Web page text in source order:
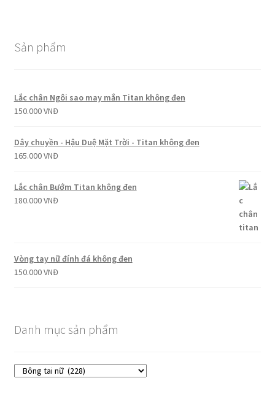
Sản phẩm
Lắc chân Ngôi sao may mắn Titan không đen
150.000VNĐ
Dây chuyền - Hậu Duệ Mặt Trời - Titan không đen
165.000VNĐ
Lắc chân Bướm Titan không đen
180.000VNĐ
Vòng tay nữ đính đá không đen
150.000VNĐ
Danh mục sản phẩm